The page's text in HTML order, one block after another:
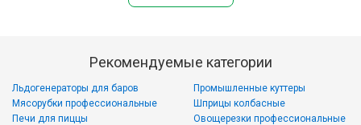
Рекомендуемые категории
Льдогенераторы для баров
Мясорубки профессиональные
Печи для пиццы
Промышленные куттеры
Шприцы колбасные
Овощерезки профессиональные